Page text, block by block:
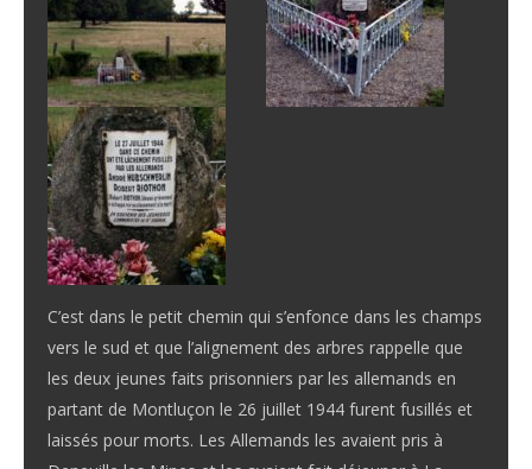
C’est dans le petit chemin qui s’enfonce dans les champs
vers le sud et que l’alignement des arbres rappelle que
les deux jeunes faits prisonniers par les allemands en
partant de Montluçon le 26 juillet 1944 furent fusillés et
laissés pour morts. Les Allemands les avaient pris à